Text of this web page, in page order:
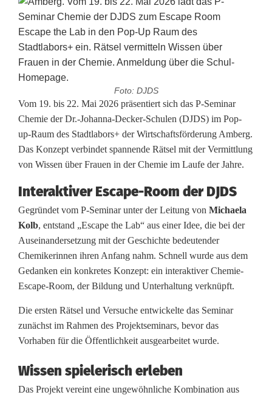
Foto: DJDS
C
h
e
i
e
-
E
s
c
a
e
Vom 19. bis 22. Mai 2026 präsentiert sich das P-Seminar
Chemie der Dr.-Johanna-Decker-Schulen (DJDS) im Pop-
up-Raum des Stadtlabors+ der Wirtschaftsförderung Amberg.
Das Konzept verbindet spannende Rätsel mit der Vermittlung
von Wissen über Frauen in der Chemie im Laufe der Jahre.
Interaktiver Escape-Room der DJDS
Gegründet vom P-Seminar unter der Leitung von Michaela
Kolb, entstand „Escape the Lab“ aus einer Idee, die bei der
Auseinandersetzung mit der Geschichte bedeutender
Chemikerinnen ihren Anfang nahm. Schnell wurde aus dem
Gedanken ein konkretes Konzept: ein interaktiver Chemie-
Escape-Room, der Bildung und Unterhaltung verknüpft.
Die ersten Rätsel und Versuche entwickelte das Seminar
zunächst im Rahmen des Projektseminars, bevor das
Vorhaben für die Öffentlichkeit ausgearbeitet wurde.
Wissen spielerisch erleben
Das Projekt vereint eine ungewöhnliche Kombination aus